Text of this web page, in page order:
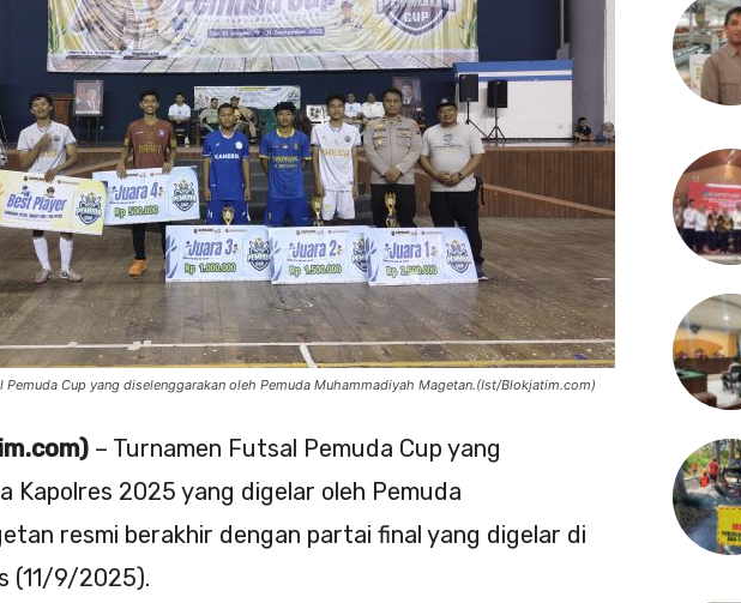
Pemuda Cup yang diselenggarakan oleh Pemuda Muhammadiyah Magetan.(Ist/Blokjatim.com)
– Turnamen Futsal Pemuda Cup yang
Kapolres 2025 yang digelar oleh Pemuda
resmi berakhir dengan partai final yang digelar di
(11/9/2025).